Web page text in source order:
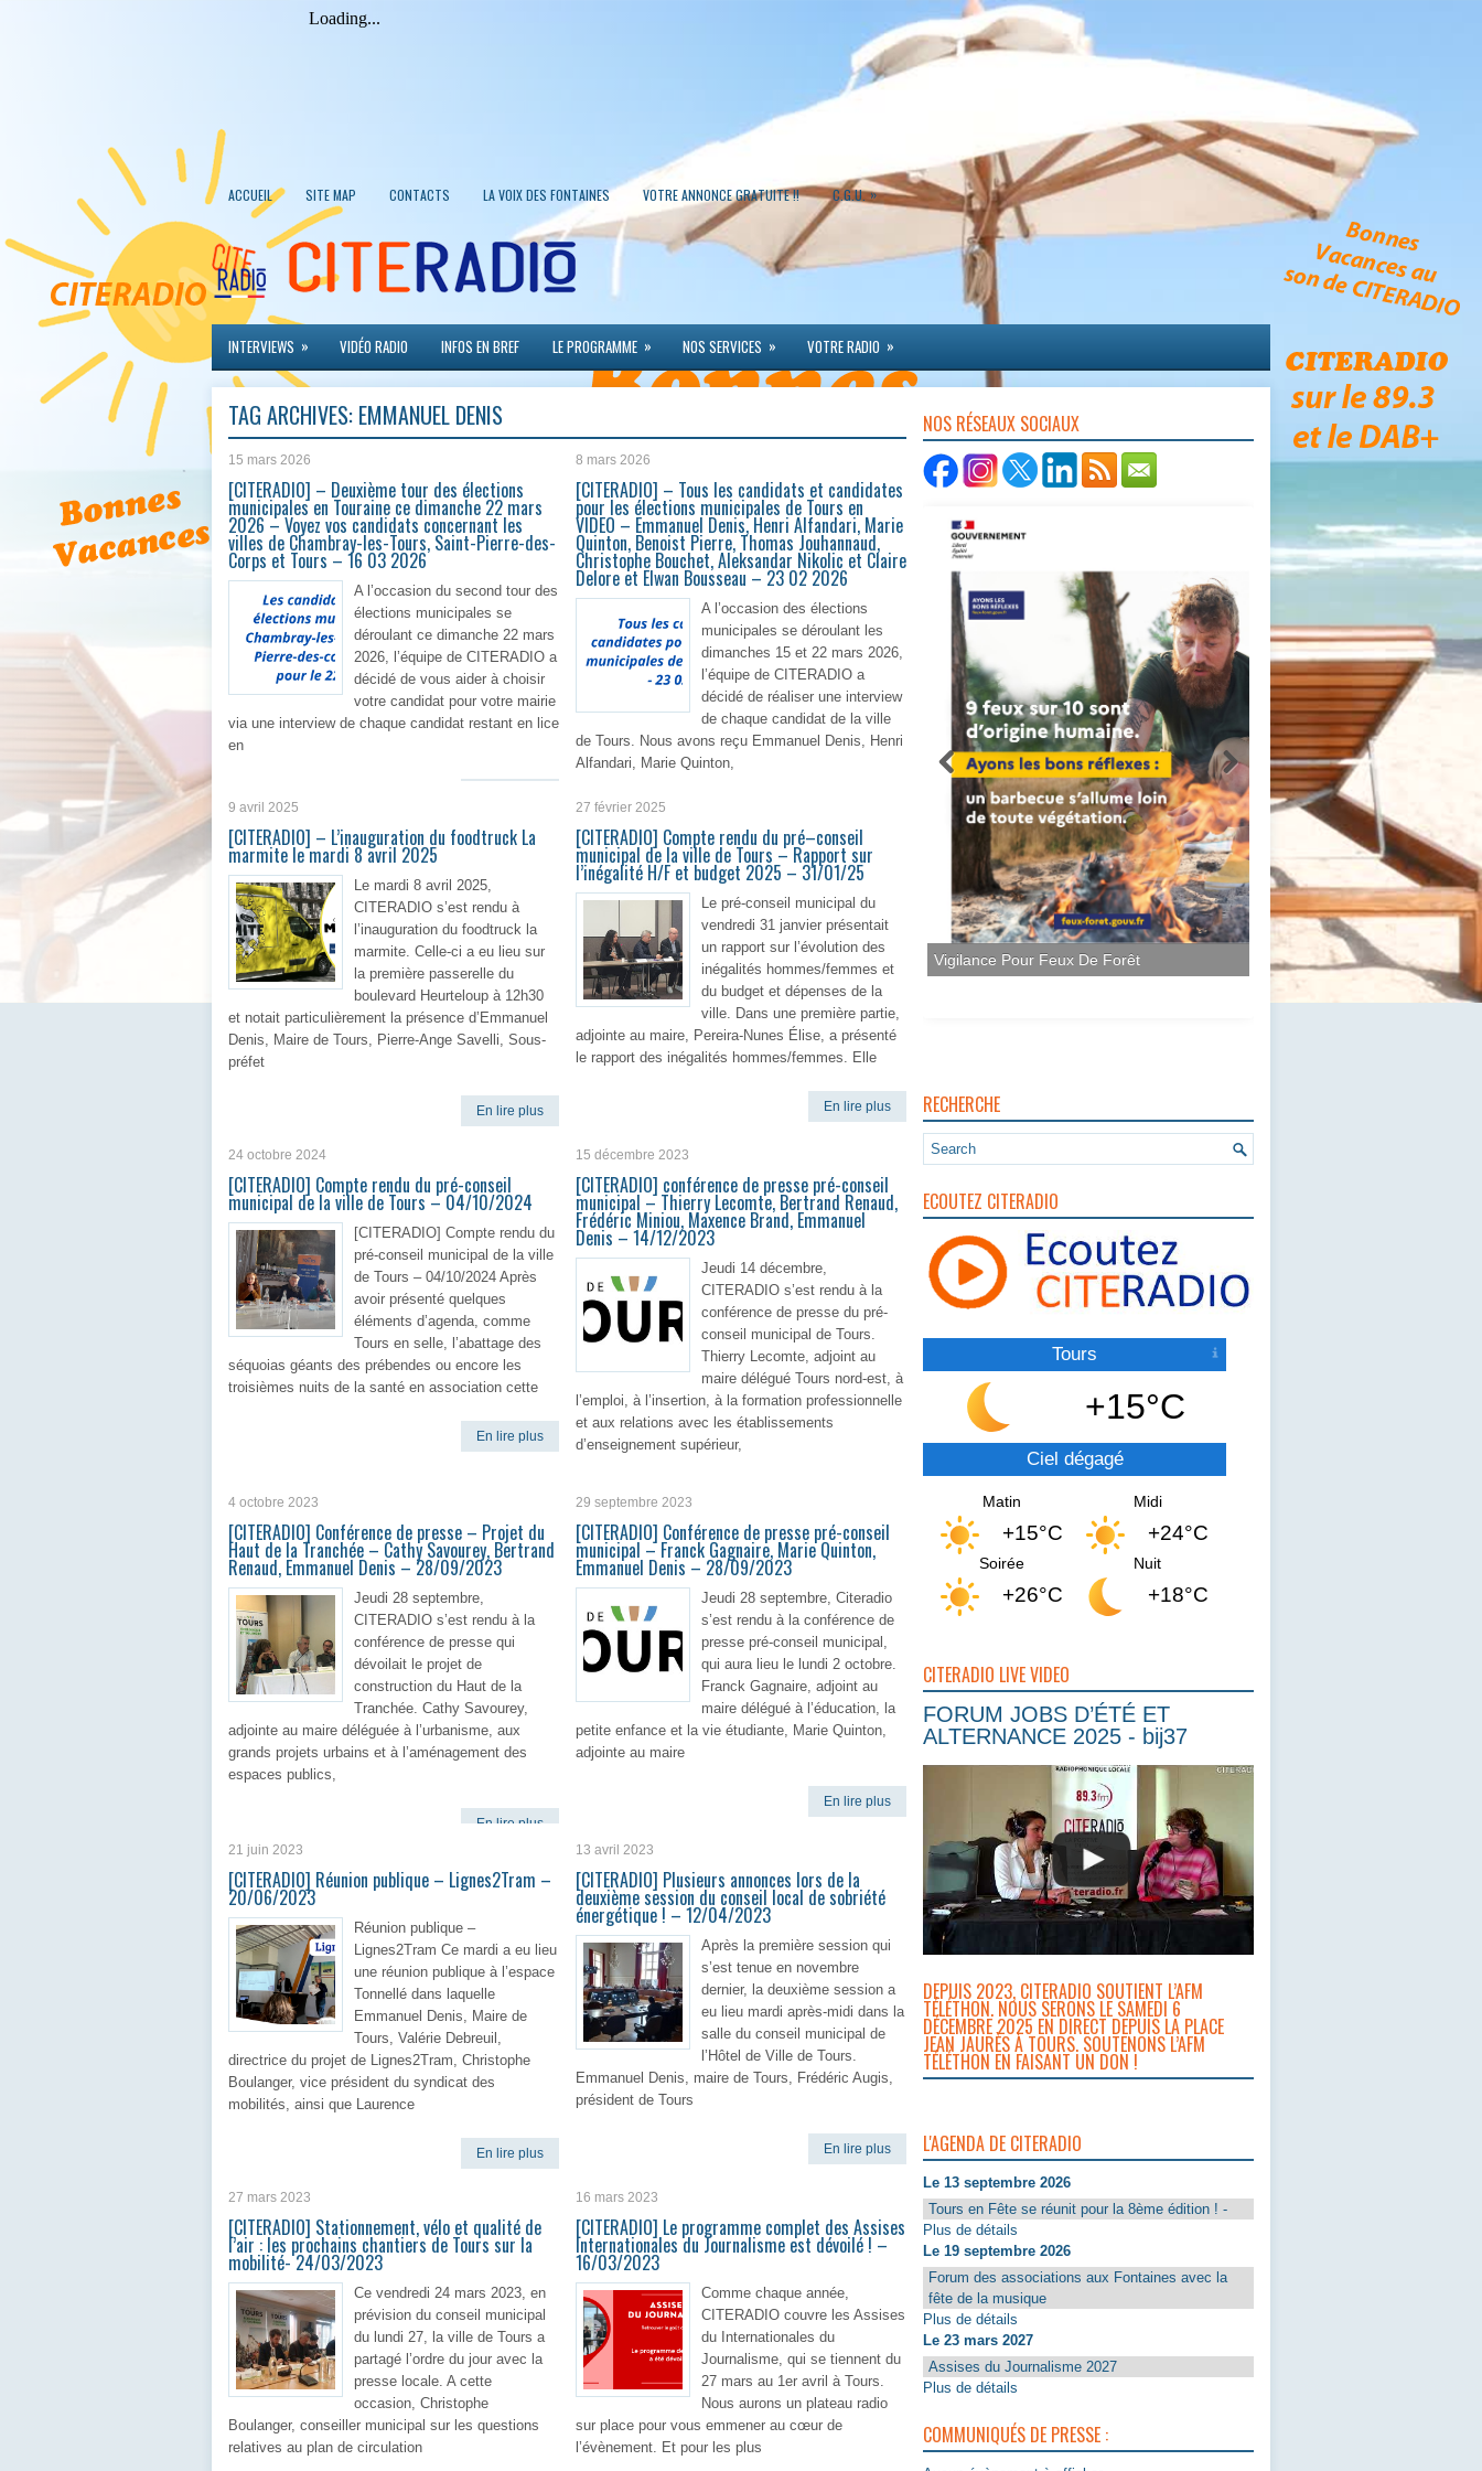
ACCUEIL SITE MAP CONTACTS LA VOIX DES FONTAINES VOTRE ANNONCE GRATUITE !! C.G.U. »
INTERVIEWS » VIDÉO RADIO INFOS EN BREF LE PROGRAMME » NOS SERVICES » VOTRE RADIO »
TAG ARCHIVES: EMMANUEL DENIS
15 mars 2026
[CITERADIO] – Deuxième tour des élections
municipales en Touraine ce dimanche 22 mars
2026 – Voyez vos candidats concernant les
villes de Chambray-les-Tours, Saint-Pierre-des-
Corps et Tours – 16 03 2026
A l’occasion du second tour des
élections municipales se
déroulant ce dimanche 22 mars
2026, l’équipe de CITERADIO a
décidé de vous aider à choisir
votre candidat pour votre mairie
via une interview de chaque candidat restant en lice
en
8 mars 2026
[CITERADIO] – Tous les candidats et candidates
pour les élections municipales de Tours en
VIDEO – Emmanuel Denis, Henri Alfandari, Marie
Quinton, Benoist Pierre, Thomas Jouhannaud,
Christophe Bouchet, Aleksandar Nikolic et Claire
Delore et Elwan Bousseau – 23 02 2026
A l’occasion des élections
municipales se déroulant les
dimanches 15 et 22 mars 2026,
l’équipe de CITERADIO a
décidé de réaliser une interview
de chaque candidat de la ville
de Tours. Nous avons reçu Emmanuel Denis, Henri
Alfandari, Marie Quinton,
9 avril 2025
[CITERADIO] – L’inauguration du foodtruck La
marmite le mardi 8 avril 2025
Le mardi 8 avril 2025,
CITERADIO s’est rendu à
l’inauguration du foodtruck la
marmite. Celle-ci a eu lieu sur
la première passerelle du
boulevard Heurteloup à 12h30
et notait particulièrement la présence d’Emmanuel
Denis, Maire de Tours, Pierre-Ange Savelli, Sous-
préfet
En lire plus
27 février 2025
[CITERADIO] Compte rendu du pré–conseil
municipal de la ville de Tours – Rapport sur
l’inégalité H/F et budget 2025 – 31/01/25
Le pré-conseil municipal du
vendredi 31 janvier présentait
un rapport sur l’évolution des
inégalités hommes/femmes et
du budget et dépenses de la
ville. Dans une première partie,
adjointe au maire, Pereira-Nunes Élise, a présenté
le rapport des inégalités hommes/femmes. Elle
En lire plus
24 octobre 2024
[CITERADIO] Compte rendu du pré-conseil
municipal de la ville de Tours – 04/10/2024
[CITERADIO] Compte rendu du
pré-conseil municipal de la ville
de Tours – 04/10/2024 Après
avoir présenté quelques
éléments d’agenda, comme
Tours en selle, l’abattage des
séquoias géants des prébendes ou encore les
troisièmes nuits de la santé en association cette
En lire plus
15 décembre 2023
[CITERADIO] conférence de presse pré-conseil
municipal – Thierry Lecomte, Bertrand Renaud,
Frédéric Miniou, Maxence Brand, Emmanuel
Denis – 14/12/2023
Jeudi 14 décembre,
CITERADIO s’est rendu à la
conférence de presse du pré-
conseil municipal de Tours.
Thierry Lecomte, adjoint au
maire délégué Tours nord-est, à
l’emploi, à l’insertion, à la formation professionnelle
et aux relations avec les établissements
d’enseignement supérieur,
4 octobre 2023
[CITERADIO] Conférence de presse – Projet du
Haut de la Tranchée – Cathy Savourey, Bertrand
Renaud, Emmanuel Denis – 28/09/2023
Jeudi 28 septembre,
CITERADIO s’est rendu à la
conférence de presse qui
dévoilait le projet de
construction du Haut de la
Tranchée. Cathy Savourey,
adjointe au maire déléguée à l’urbanisme, aux
grands projets urbains et à l’aménagement des
espaces publics,
En lire plus
29 septembre 2023
[CITERADIO] Conférence de presse pré-conseil
municipal – Franck Gagnaire, Marie Quinton,
Emmanuel Denis – 28/09/2023
Jeudi 28 septembre, Citeradio
s’est rendu à la conférence de
presse pré-conseil municipal,
qui aura lieu le lundi 2 octobre.
Franck Gagnaire, adjoint au
maire délégué à l’éducation, la
petite enfance et la vie étudiante, Marie Quinton,
adjointe au maire
En lire plus
21 juin 2023
[CITERADIO] Réunion publique – Lignes2Tram –
20/06/2023
Réunion publique –
Lignes2Tram Ce mardi a eu lieu
une réunion publique à l’espace
Tonnellé dans laquelle
Emmanuel Denis, Maire de
Tours, Valérie Debreuil,
directrice du projet de Lignes2Tram, Christophe
Boulanger, vice président du syndicat des
mobilités, ainsi que Laurence
En lire plus
13 avril 2023
[CITERADIO] Plusieurs annonces lors de la
deuxième session du conseil local de sobriété
énergétique ! – 12/04/2023
Après la première session qui
s’est tenue en novembre
dernier, la deuxième session a
eu lieu mardi après-midi dans la
salle du conseil municipal de
l’Hôtel de Ville de Tours.
Emmanuel Denis, maire de Tours, Frédéric Augis,
président de Tours
En lire plus
27 mars 2023
[CITERADIO] Stationnement, vélo et qualité de
l’air : les prochains chantiers de Tours sur la
mobilité- 24/03/2023
Ce vendredi 24 mars 2023, en
prévision du conseil municipal
du lundi 27, la ville de Tours a
partagé l’ordre du jour avec la
presse locale. A cette
occasion, Christophe
Boulanger, conseiller municipal sur les questions
relatives au plan de circulation
16 mars 2023
[CITERADIO] Le programme complet des Assises
Internationales du Journalisme est dévoilé ! –
16/03/2023
Comme chaque année,
CITERADIO couvre les Assises
du Internationales du
Journalisme, qui se tiennent du
27 mars au 1er avril à Tours.
Nous aurons un plateau radio
sur place pour vous emmener au cœur de
l’évènement. Et pour les plus
NOS RÉSEAUX SOCIAUX
Vigilance Pour Feux De Forêt
RECHERCHE
ECOUTEZ CITERADIO
Tours
+15°C
Ciel dégagé
Matin
+15°C
Midi
+24°C
Soirée
+26°C
Nuit
+18°C
CITERADIO LIVE VIDEO
FORUM JOBS D’ÉTÉ ET
ALTERNANCE 2025 - bij37
DEPUIS 2023, CITERADIO SOUTIENT L’AFM
TÉLÉTHON. NOUS SERONS LE SAMEDI 6
DÉCEMBRE 2025 EN DIRECT DEPUIS LA PLACE
JEAN JAURÈS À TOURS. SOUTENONS L’AFM
TÉLÉTHON EN FAISANT UN DON !
L'AGENDA DE CITERADIO
Le 13 septembre 2026
Tours en Fête se réunit pour la 8ème édition ! -
Plus de détails
Le 19 septembre 2026
Forum des associations aux Fontaines avec la
fête de la musique
Plus de détails
Le 23 mars 2027
Assises du Journalisme 2027
Plus de détails
COMMUNIQUÉS DE PRESSE :